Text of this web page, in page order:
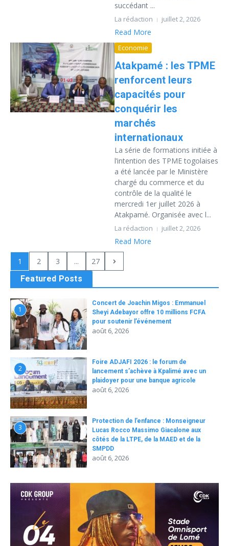
succédant ...
La rédaction juillet 2, 2026
Read More
Economie
Atakpamé : les TPME
renforcent leurs
capacités pour
conquérir les
marchés
internationaux
La série de formations initiée à
l’intention des TPME togolaises
a été lancée par le Ministère
chargé du commerce et du
contrôle de la qualité le
mercredi 1er juillet 2026 à
Atakpamé. Organisée avec l...
La rédaction juillet 2, 2026
Read More
1 2 3 ...
27
Featured Posts
1
Concert de Joachin Migos : Emmanuel
Sheyi Adebayor offre 10 millions FCFA
pour soutenir l’événement
août 6, 2026
2
Foire ADJAFI 2026 : le forum de
lancement s’achève à Kpalimé avec un
plaidoyer pour une banque agricole
août 6, 2026
3
Protection de l’enfance : Monseigneur
Lucas Rocco Massimo Giacalone aux
côtés de la LTPE, de la MAED et de la
SMPDD
août 6, 2026